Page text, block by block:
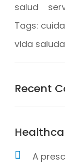
salud
Tags:
vida
Recent
A